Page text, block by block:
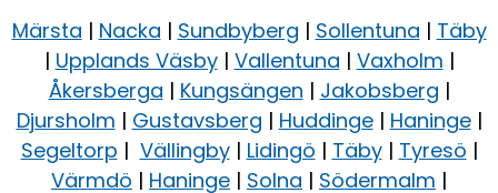
Märsta | Nacka | Sundbyberg | Sollentuna | Täby
| Upplands Väsby| Vallentuna | Vaxholm |
Åkersberga | Kungsängen | Jakobsberg |
Djursholm | Gustavsberg | Huddinge| Haninge|
Segeltorp | Vällingby| Lidingö | Täby| Tyresö |
Värmdö | Haninge | Solna | Södermalm |